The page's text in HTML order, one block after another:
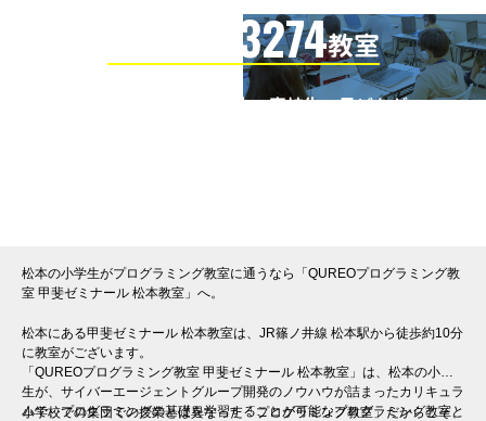
3274教室
全国の小学生・中学生・高校生・子どもが
松本の小学生がプログラミング教室に通うなら「QUREOプログラミング教
室 甲斐ゼミナール 松本教室」へ。
松本にある甲斐ゼミナール 松本教室は、JR篠ノ井線 松本駅から徒歩約10分
に教室がございます。
「QUREOプログラミング教室 甲斐ゼミナール 松本教室」は、松本の小学
生が、サイバーエージェントグループ開発のノウハウが詰まったカリキュラ
ムで、プログラミングの基礎を学習することが可能なプログラミング教室と
小学校での集団での授業とは異なった「プログラミング教室」だからこそ、